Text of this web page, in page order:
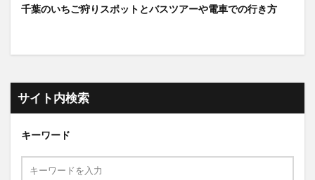
千葉のいちご狩りスポットとバスツアーや電車での行き方
サイト内検索
キーワード